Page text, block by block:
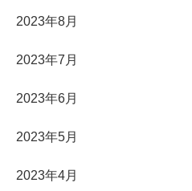
2023年8月
2023年7月
2023年6月
2023年5月
2023年4月